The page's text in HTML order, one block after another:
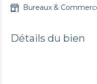
Bureaux &
Détails du bien